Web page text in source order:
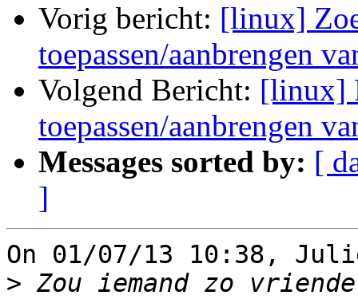
Vorig bericht: [linux]
toepassen/aanbrengen
Volgend Bericht: [linux]
toepassen/aanbrengen
Messages sorted by: [
]
On 01/07/13 10:38,
> Zou iemand zo